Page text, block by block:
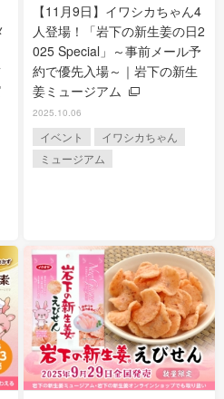
【11月9日】イワシカちゃん4
人登場！「岩下の新生姜の日2
025 Special」～事前メール予
約で優先入場～｜岩下の新生
姜ミュージアム
2025.10.06
イベント
イワシカちゃん
ミュージアム